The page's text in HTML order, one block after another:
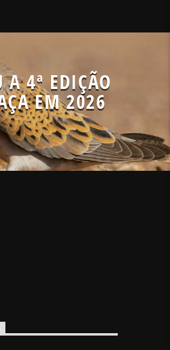
A 4ª EDIÇÃO
EM 2026